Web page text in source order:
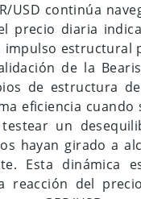
sigue siendo
alcista aún
como zona
presión compradora.
Stochastic
de sobrecompra.
fuerte, pero
líneas del
corrección ligera.
USD continúa
precio diaria
estructural
de la
de estructura
eficiencia
un
hayan girado a
Esta dinámica
reacción del